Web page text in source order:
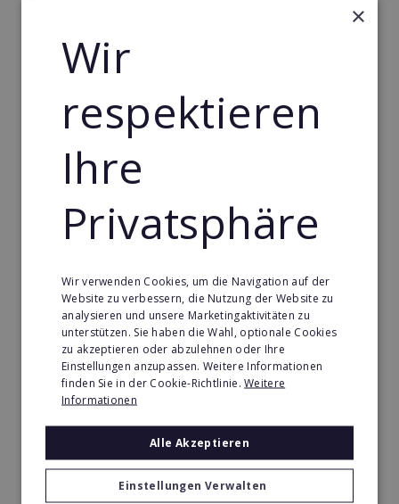
Einzelhandel Franchise in Qatar
Gebäude & Haustechnik Franchise in Qatar
Handwerk Franchise in Qatar
Dienstleistungsfranchise in Qatar
Telekommunikation Franchise in Qatar
Sport Franchise in Qatar
Tier- & Zoobedarf Franchise in Qatar
Immobilien Franchise in Qatar
Kinder & Erziehung Franchise in Qatar
Kosmetik Franchise in Qatar
Lebensmittel Franchise in Qatar
Medien & Werbung Franchise in Qatar
Möbel & Einrichtung Franchise in Qatar
×
Wir
respektieren
Ihre
Privatsphäre
Wir verwenden Cookies, um die Navigation auf der
Website zu verbessern, die Nutzung der Website zu
analysieren und unsere Marketingaktivitäten zu
unterstützen. Sie haben die Wahl, optionale Cookies
zu akzeptieren oder abzulehnen oder Ihre
Einstellungen anzupassen. Weitere Informationen
finden Sie in der Cookie-Richtlinie.Weitere
Informationen
Alle Akzeptieren
Einstellungen Verwalten